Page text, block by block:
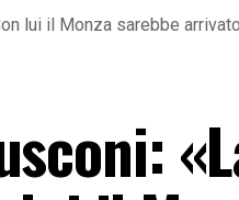
lui il Monza sarebbe